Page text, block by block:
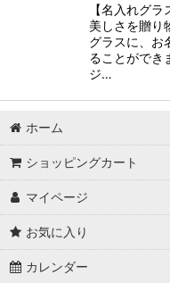
【名入れグ
美しさを贈り
グラスに、お
ることができ
ジ…
ホーム
ショッピングカート
マイページ
お気に入り
カレンダー